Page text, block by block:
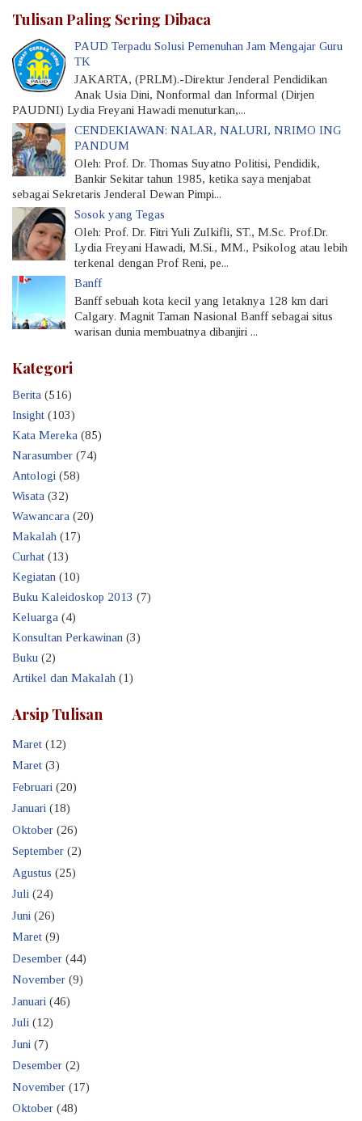
Tulisan Paling Sering Dibaca
PAUD Terpadu Solusi Pemenuhan Jam Mengajar Guru
TK
JAKARTA, (PRLM).-Direktur Jenderal Pendidikan
Anak Usia Dini, Nonformal dan Informal (Dirjen
PAUDNI) Lydia Freyani Hawadi menuturkan,...
CENDEKIAWAN: NALAR, NALURI, NRIMO ING
PANDUM
Oleh: Prof. Dr. Thomas Suyatno Politisi, Pendidik,
Bankir Sekitar tahun 1985, ketika saya menjabat
sebagai Sekretaris Jenderal Dewan Pimpi...
Sosok yang Tegas
Oleh: Prof. Dr. Fitri Yuli Zulkifli, ST., M.Sc. Prof.Dr.
Lydia Freyani Hawadi, M.Si., MM., Psikolog atau lebih
terkenal dengan Prof Reni, pe...
Banff
Banff sebuah kota kecil yang letaknya 128 km dari
Calgary. Magnit Taman Nasional Banff sebagai situs
warisan dunia membuatnya dibanjiri ...
Kategori
Berita (516)
Insight (103)
Kata Mereka (85)
Narasumber (74)
Antologi (58)
Wisata (32)
Wawancara (20)
Makalah (17)
Curhat (13)
Kegiatan (10)
Buku Kaleidoskop 2013 (7)
Keluarga (4)
Konsultan Perkawinan (3)
Buku (2)
Artikel dan Makalah (1)
Arsip Tulisan
Maret (12)
Maret (3)
Februari (20)
Januari (18)
Oktober (26)
September (2)
Agustus (25)
Juli (24)
Juni (26)
Maret (9)
Desember (44)
November (9)
Januari (46)
Juli (12)
Juni (7)
Desember (2)
November (17)
Oktober (48)